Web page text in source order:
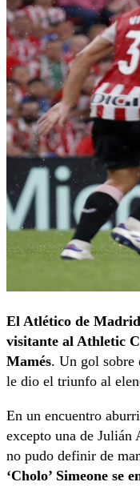
El Atlético de
visitante al Athletic
Mamés. Un gol sobre
le dio el triunfo al
En un encuentro
excepto una de
no pudo definir de
‘Cholo’ Simeone se